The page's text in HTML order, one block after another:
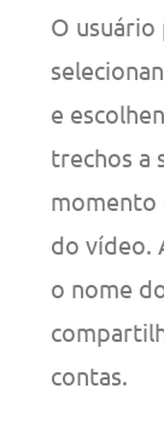
O usuário
e
trechos a
momento
do vídeo.
o nome
contas.